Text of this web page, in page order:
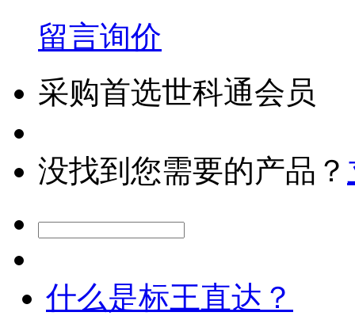
留言询价
采购首选世科通会员
没找到您需要的产品？
什么是标王直达？